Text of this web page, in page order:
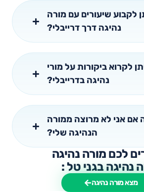
לקבוע שיעורים עם מורה
נהיגה דרך דרייבלי?
לקרוא ביקורות על מורי
נהיגה בדרייבלי?
אם אני לא מרוצה ממורה
הנהיגה שלי?
לכם מורה נהיגה
נהיגה בגני טל :
מצא מורה נהיגה